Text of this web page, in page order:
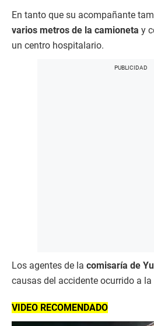
En tanto que su acompañante
varios metros de la camioneta y
un centro hospitalario.
Los agentes de la comisaría de
causas del accidente ocurrido a
VIDEO RECOMENDADO